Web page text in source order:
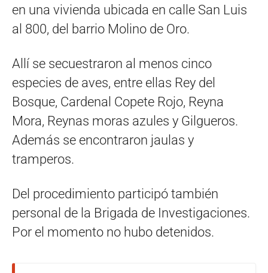
en una vivienda ubicada en calle San Luis
al 800, del barrio Molino de Oro.
Allí se secuestraron al menos cinco
especies de aves, entre ellas Rey del
Bosque, Cardenal Copete Rojo, Reyna
Mora, Reynas moras azules y Gilgueros.
Además se encontraron jaulas y
tramperos.
Del procedimiento participó también
personal de la Brigada de Investigaciones.
Por el momento no hubo detenidos.